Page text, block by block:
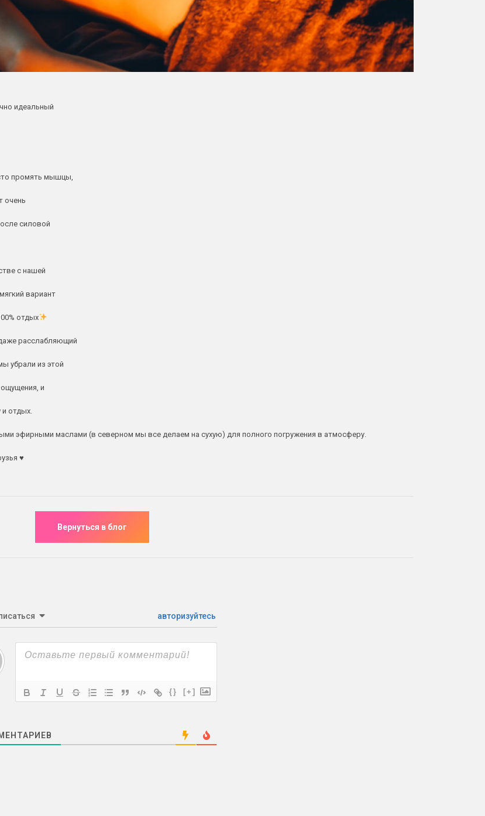
идеальный
промять мышцы,
очень
силовой
с нашей
вариант
отдых
расслабляющий
убрали из этой
и
и отдых.
эфирными маслами (в северном мы все делаем на сухую) для полного погружения в атмосферу.
♥️
авторизуйтесь
{} [+]